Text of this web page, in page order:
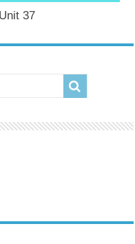
37